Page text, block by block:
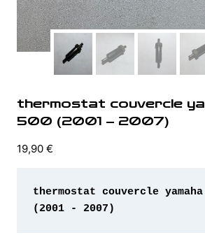
thermostat couvercle
500 (2001 – 2007)
19,90 €
thermostat couvercle
(2001 - 2007)